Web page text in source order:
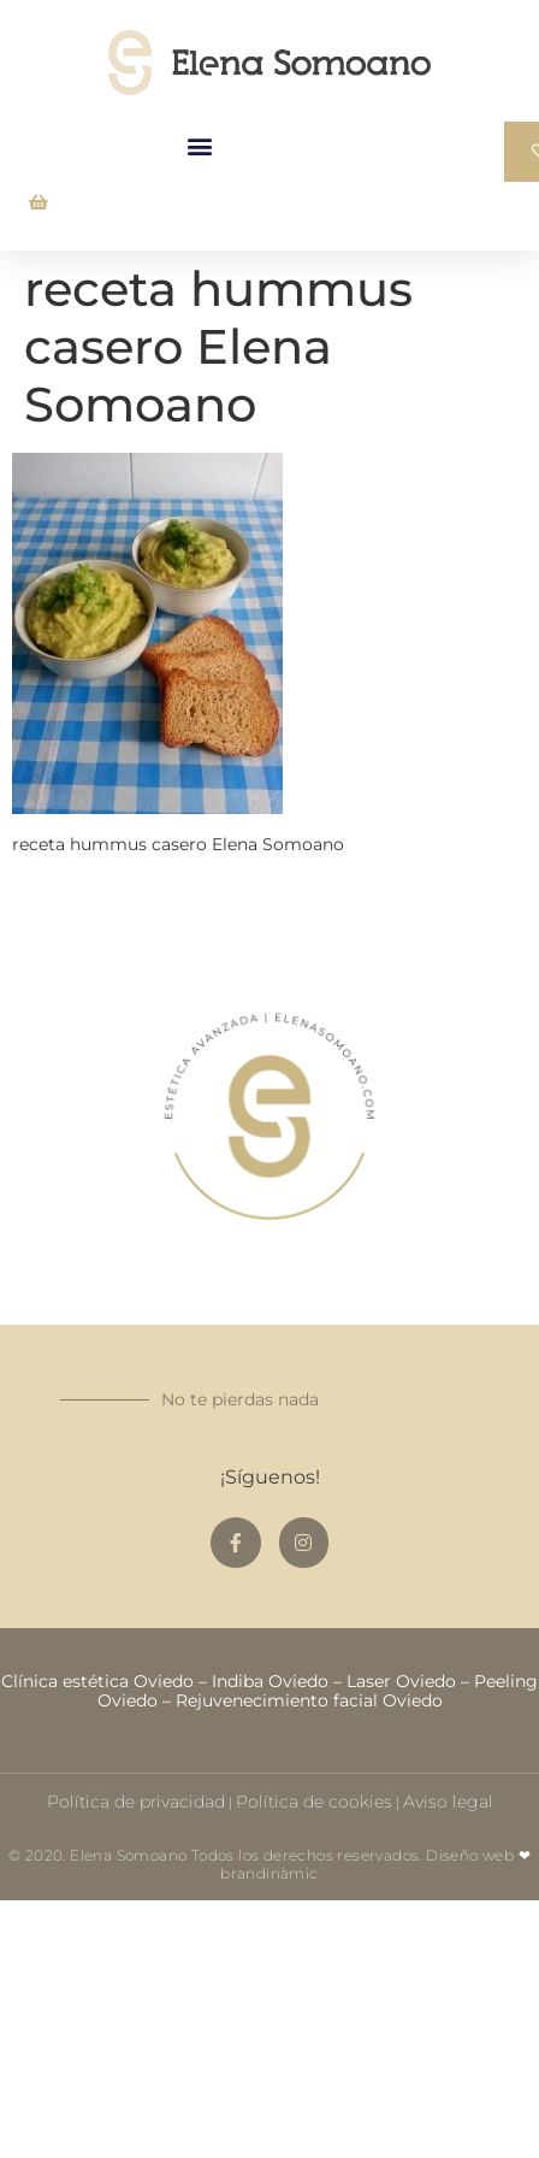
receta hummus
casero Elena
Somoano
receta hummus casero Elena Somoano
No te pierdas nada
¡Síguenos!
Clínica estética Oviedo – Indiba Oviedo – Laser Oviedo – Peeling
Oviedo – Rejuvenecimiento facial Oviedo
Política de privacidad | Política de cookies | Aviso legal
© 2020. Elena Somoano Todos los derechos reservados. Diseño web ❤
brandinàmic